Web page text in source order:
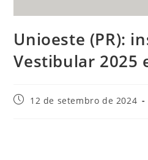
Unioeste (PR):
Vestibular 2025
Post12 de setembro de 2024